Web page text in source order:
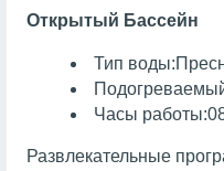
Открытый Бассейн
Тип
Часы
Развлекательные